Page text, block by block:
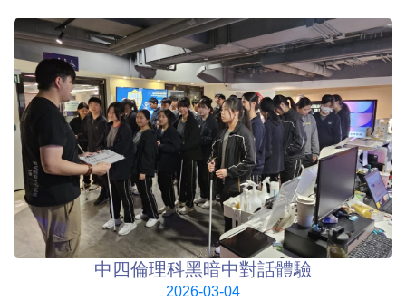
中四倫理科黑暗中對話體驗
2026-03-04